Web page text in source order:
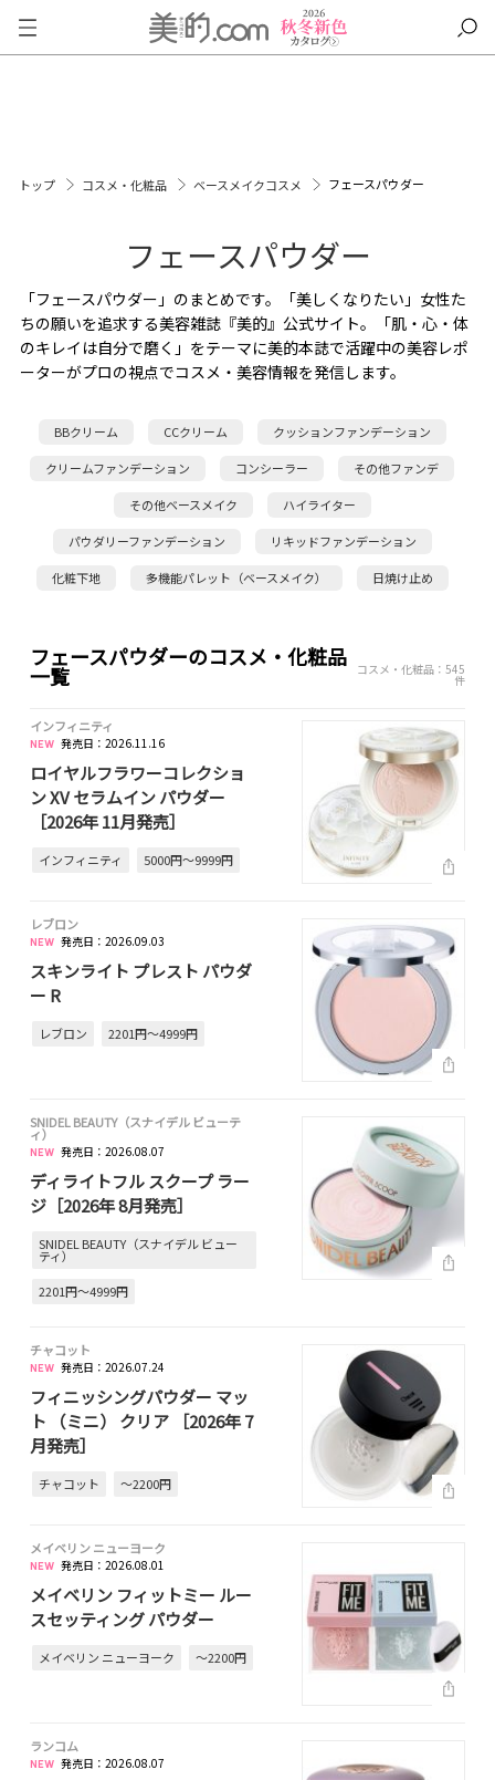
トップ コスメ・化粧品 ベースメイクコスメ フェースパウダー
フェースパウダー
「フェースパウダー」のまとめです。「美しくなりたい」女性た
ちの願いを追求する美容雑誌『美的』公式サイト。「肌・心・体
のキレイは自分で磨く」をテーマに美的本誌で活躍中の美容レポ
ーターがプロの視点でコスメ・美容情報を発信します。
BBクリーム CCクリーム クッションファンデーション
クリームファンデーション コンシーラー その他ファンデ
その他ベースメイク ハイライター
パウダリーファンデーション リキッドファンデーション
化粧下地 多機能パレット（ベースメイク） 日焼け止め
フェースパウダーのコスメ・化粧品
一覧 コスメ・化粧品：545
件
インフィニティ
発売日：2026.11.16
ロイヤルフラワーコレクショ
ン XV セラムイン パウダー
［2026年 11月発売］
インフィニティ 5000円～9999円
レブロン
発売日：2026.09.03
スキンライト プレスト パウダ
ー R
レブロン 2201円～4999円
SNIDEL BEAUTY（スナイデル ビューテ
ィ）
発売日：2026.08.07
ディライトフル スクープ ラー
ジ［2026年 8月発売］
SNIDEL BEAUTY（スナイデル ビュー
ティ）
2201円～4999円
チャコット
発売日：2026.07.24
フィニッシングパウダー マッ
ト （ミニ） クリア ［2026年 7
月発売］
チャコット ～2200円
メイベリン ニューヨーク
発売日：2026.08.01
メイベリン フィットミー ルー
スセッティング パウダー
メイベリン ニューヨーク ～2200円
ランコム
発売日：2026.08.07